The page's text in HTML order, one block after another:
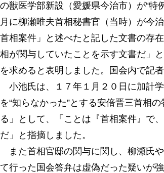
の獣医学部新設（愛媛県今治市）が“特
月に柳瀬唯夫首相秘書官（当時）が今
首相案件」と述べたと記した文書の存
相が関与していたことを示す文書だ」
を求めると表明しました。国会内で記
小池氏は、１７年１月２０日に加計
を“知らなかった”とする安倍晋三首相
る」として、「ことは『首相案件』で
だ」と指摘しました。
また首相官邸の関与に関し、柳瀬氏
て行った国会答弁は虚偽だった疑いが